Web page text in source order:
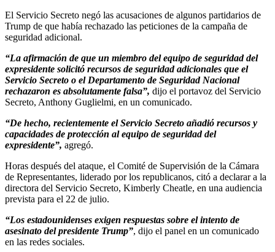
El Servicio Secreto negó las acusaciones de algunos partidarios de
Trump de que había rechazado las peticiones de la campaña de
seguridad adicional.
“La afirmación de que un miembro del equipo de seguridad del
expresidente solicitó recursos de seguridad adicionales que el
Servicio Secreto o el Departamento de Seguridad Nacional
rechazaron es absolutamente falsa”, dijo el portavoz del Servicio
Secreto, Anthony Guglielmi, en un comunicado.
“De hecho, recientemente el Servicio Secreto añadió recursos y
capacidades de protección al equipo de seguridad del
expresidente”, agregó.
Horas después del ataque, el Comité de Supervisión de la Cámara
de Representantes, liderado por los republicanos, citó a declarar a la
directora del Servicio Secreto, Kimberly Cheatle, en una audiencia
prevista para el 22 de julio.
“Los estadounidenses exigen respuestas sobre el intento de
asesinato del presidente Trump”, dijo el panel en un comunicado
en las redes sociales.